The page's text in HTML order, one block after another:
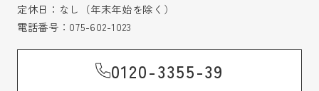
定休日：なし（年末年始を除く）
電話番号： 075-602-1023
0120-3355-39